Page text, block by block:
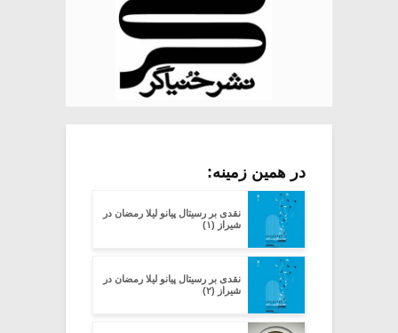
در همین زمینه:
نقدى بر رسیتال پیانو لیلا رمضان در
شیراز (۱)
نقدى بر رسیتال پیانو لیلا رمضان در
شیراز (۲)